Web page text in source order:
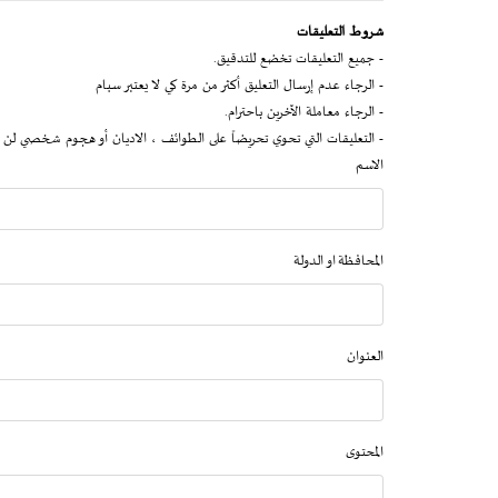
شروط التعليقات
- جميع التعليقات تخضع للتدقيق.
- الرجاء عدم إرسال التعليق أكثر من مرة كي لا يعتبر سبام
- الرجاء معاملة الآخرين باحترام.
- التعليقات التي تحوي تحريضاً على الطوائف ، الاديان أو هجوم شخصي
الاسم
المحافظة او الدولة
العنوان
المحتوى